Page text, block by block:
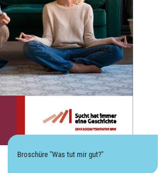
Broschüre "Was tut mir gut?"